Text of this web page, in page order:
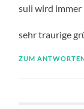
suli wird
sehr traurige
ZUM